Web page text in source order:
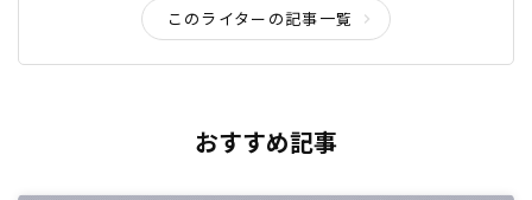
このライターの記事一覧
おすすめ記事